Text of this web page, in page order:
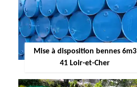
Mise à disposition bennes 6m3
41 Loir-et-Cher